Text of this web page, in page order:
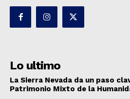
Lo ultimo
La Sierra Nevada da un paso
Patrimonio Mixto de la